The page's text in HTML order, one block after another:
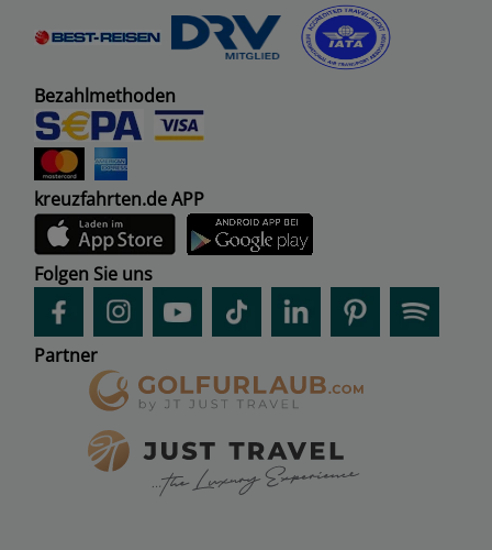
Bezahlmethoden
kreuzfahrten.de APP
Folgen Sie uns
Partner